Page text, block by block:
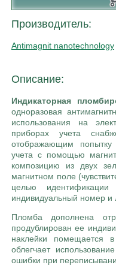
Производитель:
Antimagnit nanotechnology
Описание:
Индикаторная
одноразовая
использования на
приборах учета
отображающим попытку
учета с помощью
композицию из двух
магнитном поле
целью
индивидуальный номер и
Пломба дополнена
продублирован ее
наклейки помещается
облегчает
ошибки при